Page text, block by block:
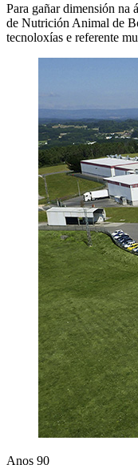
Para gañar dimensión na
de Nutrición Animal de
tecnoloxías e referente
Anos 90